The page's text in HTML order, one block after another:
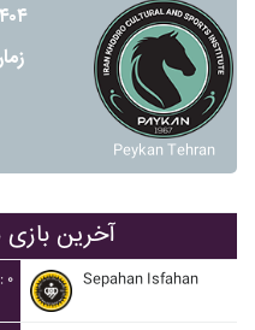
زمان
Peykan Tehran
آخرین
۰ Sepahan Isfahan